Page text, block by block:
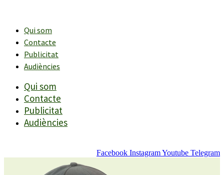
contingutQui som
Contacte
Publicitat
Audiències
Qui som
Contacte
Publicitat
Audiències
Facebook InstagramYoutube Telegram